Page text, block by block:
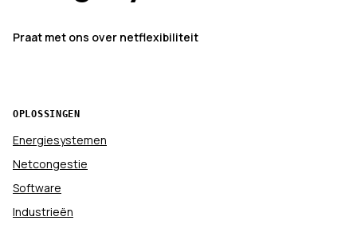
Praat met ons over netflexibiliteit
OPLOSSINGEN
Energiesystemen
Netcongestie
Software
Industrieën